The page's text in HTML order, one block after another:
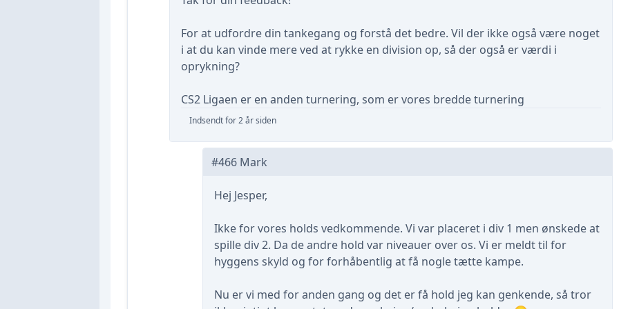
For at udfordre din tankegang og forstå det bedre. Vil der ikke også være noget
i at du kan vinde mere ved at rykke en division op, så der også er værdi i
oprykning?
CS2 Ligaen er en anden turnering, som er vores bredde turnering
Indsendt for 2 år siden
#466 Mark
Hej Jesper,
Ikke for vores holds vedkommende. Vi var placeret i div 1 men ønskede at
spille div 2. Da de andre hold var niveauer over os. Vi er meldt til for
hyggens skyld og for forhåbentlig at få nogle tætte kampe.
Nu er vi med for anden gang og det er få hold jeg kan genkende, så tror